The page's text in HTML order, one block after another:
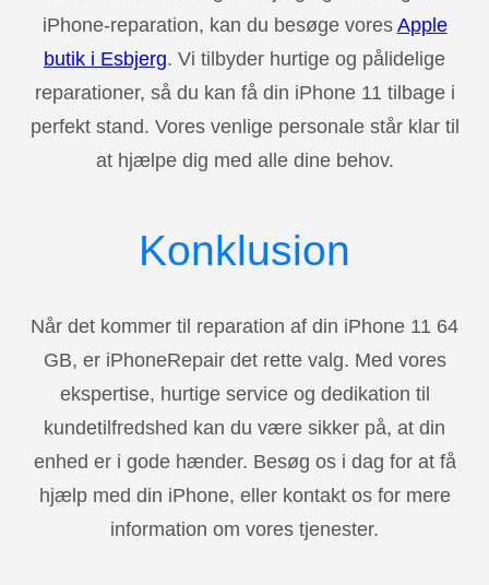
iPhone-reparation, kan du besøge vores Apple
butik i Esbjerg. Vi tilbyder hurtige og pålidelige
reparationer, så du kan få din iPhone 11 tilbage i
perfekt stand. Vores venlige personale står klar til
at hjælpe dig med alle dine behov.
Konklusion
Når det kommer til reparation af din iPhone 11 64
GB, er iPhoneRepair det rette valg. Med vores
ekspertise, hurtige service og dedikation til
kundetilfredshed kan du være sikker på, at din
enhed er i gode hænder. Besøg os i dag for at få
hjælp med din iPhone, eller kontakt os for mere
information om vores tjenester.